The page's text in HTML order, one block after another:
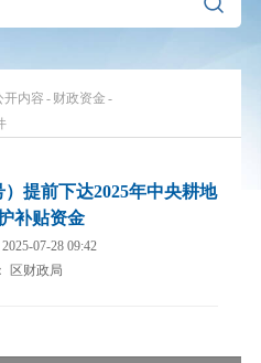
开内容 - 财政资金 -
）提前下达2025年中央耕地
补贴资金
07-28 09:42
区财政局